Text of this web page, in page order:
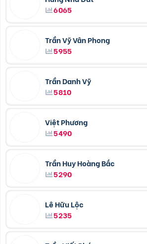
6065
Trần Vỹ Vân Phong
5955
Trần Danh Vỹ
5810
Việt Phương
5490
Trần Huy Hoàng Bắc
5290
Lê Hữu Lộc
5235